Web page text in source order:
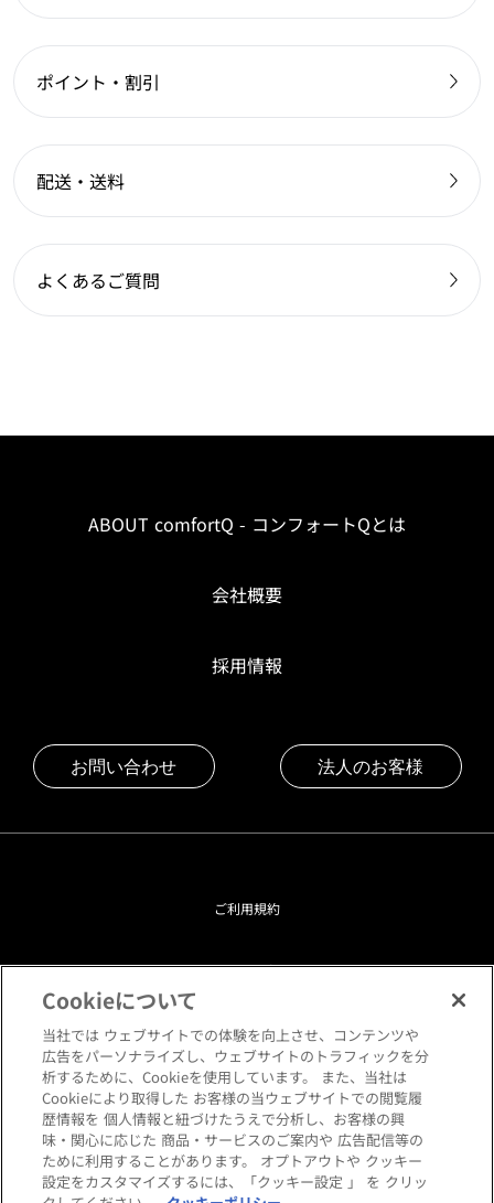
ポイント・割引
配送・送料
よくあるご質問
ABOUT comfortQ - コンフォートQとは
会社概要
採用情報
お問い合わせ 法人のお客様
ご利用規約
プライバシーポリシー
クッキーポリシー
閲覧環境について
サイトマップ
Cookieについて
当社では ウェブサイトでの体験を向上させ、コンテンツや
広告をパーソナライズし、ウェブサイトのトラフィックを分
析するために、Cookieを使用しています。 また、当社は
Cookieにより取得した お客様の当ウェブサイトでの閲覧履
歴情報を 個人情報と紐づけたうえで分析し、お客様の興
味・関心に応じた 商品・サービスのご案内や 広告配信等の
ために利用することがあります。 オプトアウトや クッキー
設定をカスタマイズするには、「クッキー設定 」 を クリッ